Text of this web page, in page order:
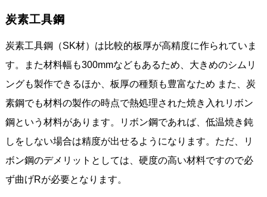
炭素工具鋼
炭素工具鋼（SK材）は比較的板厚が高精度に作られていま
す。また材料幅も300mmなどもあるため、大きめのシムリ
ングも製作できるほか、板厚の種類も豊富なため また、炭
素鋼でも材料の製作の時点で熱処理された焼き入れリボン
鋼という材料があります。リボン鋼であれば、低温焼き鈍
しをしない場合は精度が出せるようになります。ただ、リ
ボン鋼のデメリットとしては、硬度の高い材料ですので必
ず曲げRが必要となります。